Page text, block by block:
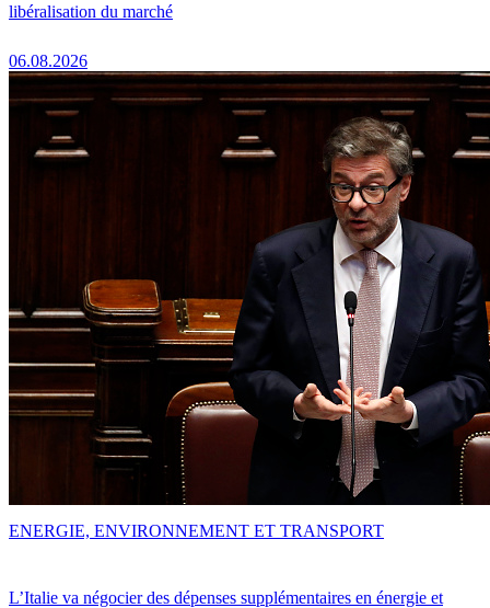
libéralisation du marché
06.08.2026
L’Italie va négocier des dépenses supplémentaires en énergie et
ENERGIE, ENVIRONNEMENT ET TRANSPORT